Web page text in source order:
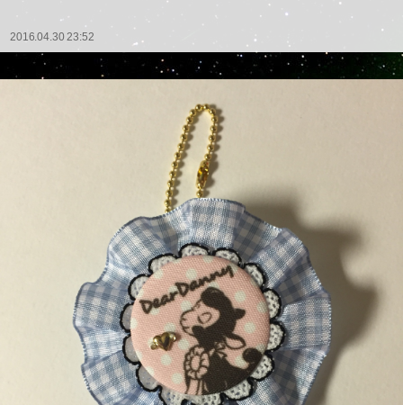
2016.04.30 23:52